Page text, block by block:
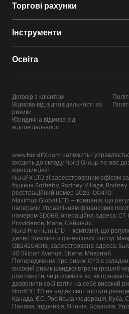
Торгові рахунки
Інструменти
Освіта
Договір з клієнтом
Відмова від відповідальності за
ризики
Юридична відмова від
відповідальності
www.NordFX.com належить і
входить до складу Nord Group та має
юрисдикціях:
NordFX LTD зі зареєстрованим офісом
будівля Sotheby, Rodney Village,
реєстраційний номер 2023-00470.
Maximus Global LTD — компанія, що
паперами Управлінням фінансових
номером SD065, операційна адреса:
Providence, Mahe, Сейшели.
Nord Premium LTD — компанія, що
дилер Комісією з фінансових послуг
GB24204016, зареєстрована адреса:
40 Silicon Avenue, Ebene, Маврикій.
Попередження про ризик: CFD є
високий ризик швидкої втрати грошей
розглянути, чи розумієте ви, як
дозволити собі взяти на себе високий
NordFX LTD не надає свої послуги
Канада, ЄС, Російська Федерація, Куба,
Панама, Індонезія, Японія, Бразилія,